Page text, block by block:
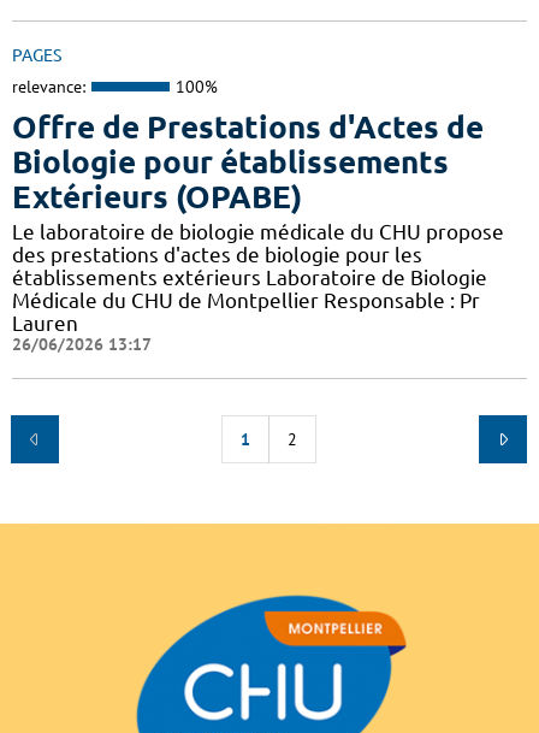
PAGES
relevance: 100%
Offre de Prestations d'Actes de
Biologie pour établissements
Extérieurs (OPABE)
Le laboratoire de biologie médicale du CHU propose
des prestations d'actes de biologie pour les
établissements extérieurs Laboratoire de Biologie
Médicale du CHU de Montpellier Responsable : Pr
Lauren
26/06/2026 13:17
1 2